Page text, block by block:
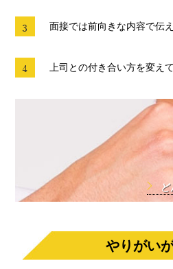
面接では前向きな内容で伝
上司との付き合い方を変え
やりがい